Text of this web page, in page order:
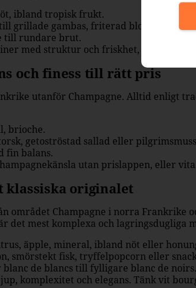
ibland tropisk frukt.
grillade gambas, friterad blomkål eller
till rundare brut.
med struktur och friskhet, som chablis
och finess till rätt pris
utanför Champagne. Alltid enligt
brioche.
getoströstad sallad eller
fin balans.
utan prislappen, eller
klassiska originalet
området Champagne i norra Frankrike
det mest komplexa och lagringsdugliga
äpple, mineral, ibland nöt eller
smörstekt fisk, tryffelpopcorn eller
de blancs till fylligare blanc de noirs.
komplexitet och elegans. Tänk vit